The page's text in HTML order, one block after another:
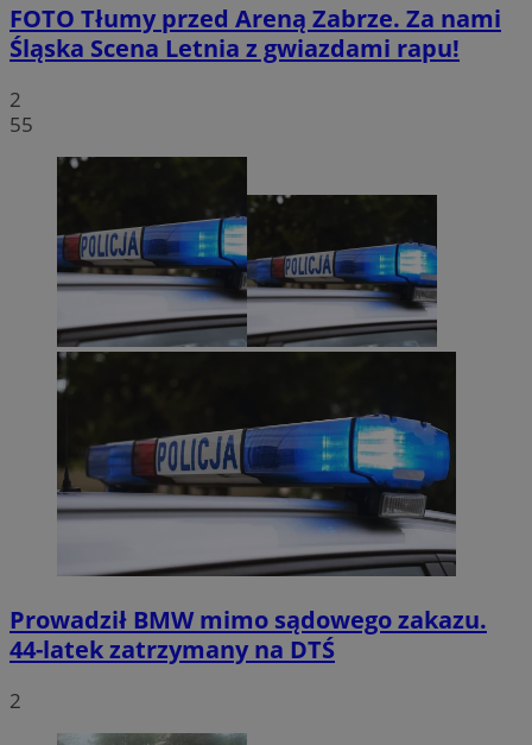
FOTO Tłumy przed Areną Zabrze. Za nami
Śląska Scena Letnia z gwiazdami rapu!
2
55
Prowadził BMW mimo sądowego zakazu.
44-latek zatrzymany na DTŚ
2